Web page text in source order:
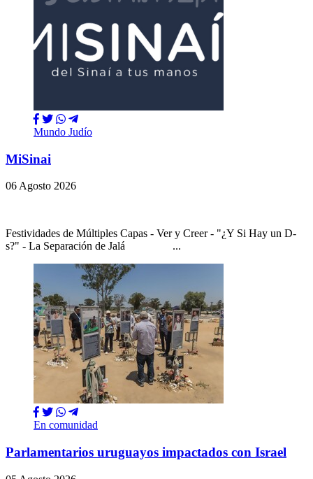
Mundo Judío
MiSinai
06 Agosto 2026
Festividades de Múltiples Capas - Ver y Creer - "¿Y Si Hay un D-
s?" - La Separación de Jalá ...
En comunidad
Parlamentarios uruguayos impactados con Israel